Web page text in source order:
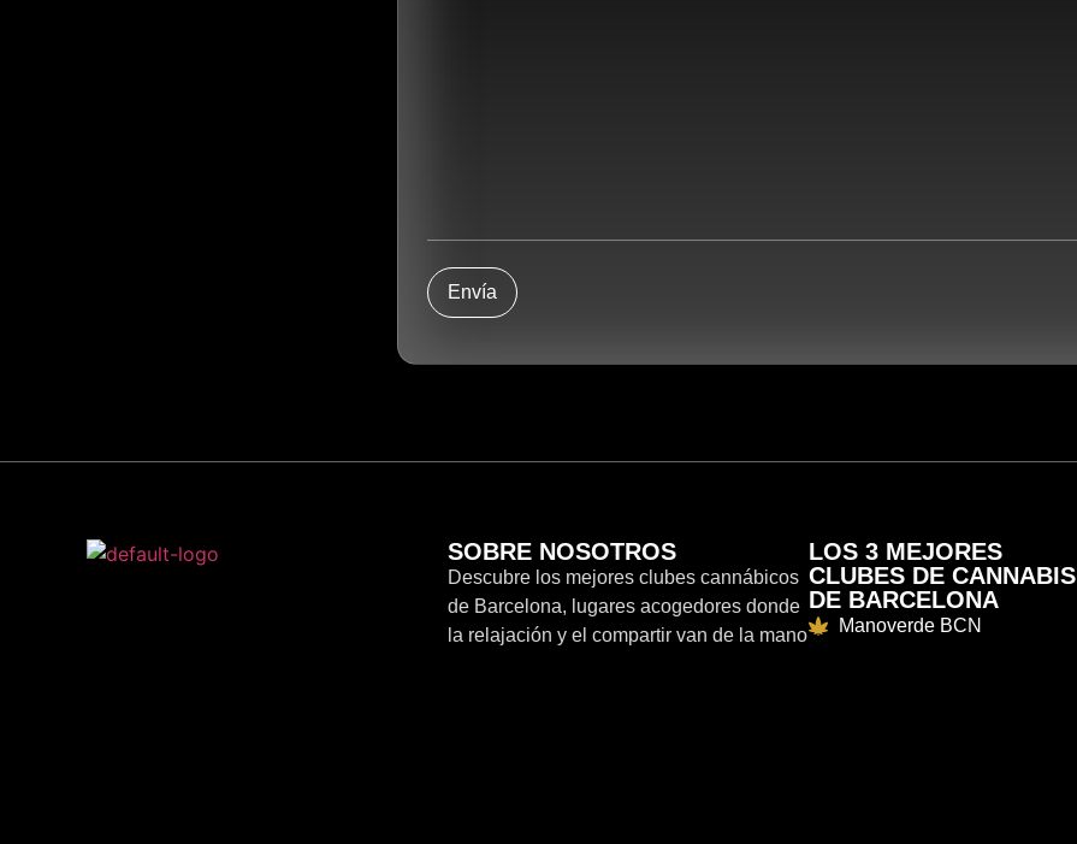
SOBRE NOSOTROS
Descubre los mejores clubes cannábicos
de Barcelona, lugares acogedores donde
la relajación y el compartir van de la mano
LOS 3 MEJORES
CLUBES DE CANNABIS
DE BARCELONA
Manoverde BCN